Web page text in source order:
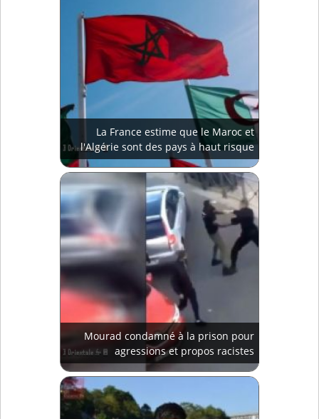
La France estime que le Maroc et
l'Algérie sont des pays à haut risque
Mourad condamné à la prison pour
agressions et propos racistes